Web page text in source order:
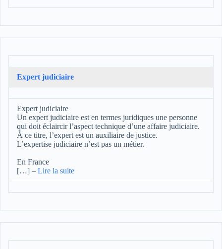
Expert judiciaire
Expert judiciaire
Un expert judiciaire est en termes juridiques une personne
qui doit éclaircir l’aspect technique d’une affaire judiciaire.
À ce titre, l’expert est un auxiliaire de justice.
L’expertise judiciaire n’est pas un métier.
En France
[…] – Lire la suite